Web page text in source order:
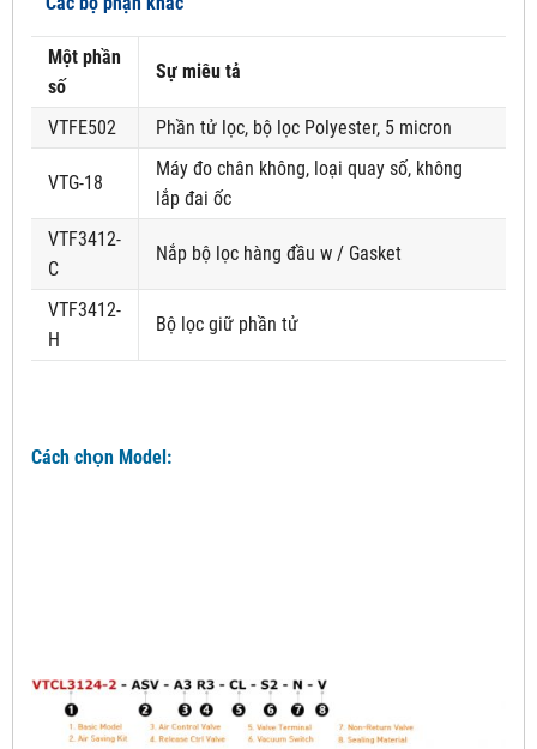
Một phần
số
Sự miêu tả
VTFE502 Phần tử lọc, bộ lọc Polyester, 5 micron
VTG-18
Máy đo chân không, loại quay số, không
lắp đai ốc
VTF3412-
C
Nắp bộ lọc hàng đầu w / Gasket
VTF3412-
H
Bộ lọc giữ phần tử
Cách chọn Model: